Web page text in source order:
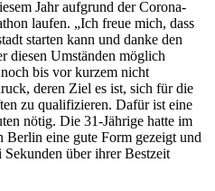
Jahr aufgrund der Corona-
laufen. „Ich freue mich, dass
starten kann und danke den
diesen Umständen möglich
bis vor kurzem nicht
deren Ziel es ist, sich für die
zu qualifizieren. Dafür ist eine
nötig. Die 31-Jährige hatte im
eine gute Form gezeigt und
über ihrer Bestzeit